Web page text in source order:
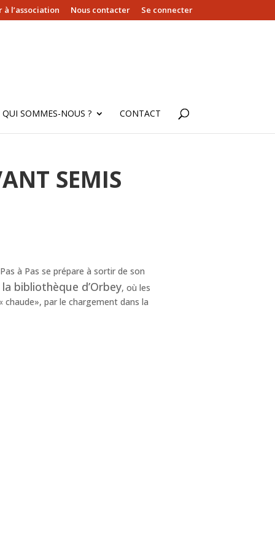
l’association Nous contacter Se connecter
QUI SOMMES-NOUS ? CONTACT
SEMIS
à Pas se prépare à sortir de son
bibliothèque d’Orbey, où les
par le chargement dans la